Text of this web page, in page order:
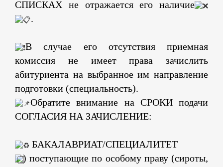
СПИСКАХ не отражается его наличие
.
В случае его отсутствия приемная
комиссия не имеет права зачислить
абитуриента на выбранное им направление
подготовки (специальность).
Обратите внимание на СРОКИ подачи
СОГЛАСИЯ НА ЗАЧИСЛЕНИЕ:
БАКАЛАВРИАТ/СПЕЦИАЛИТЕТ
) поступающие по особому праву (сироты,